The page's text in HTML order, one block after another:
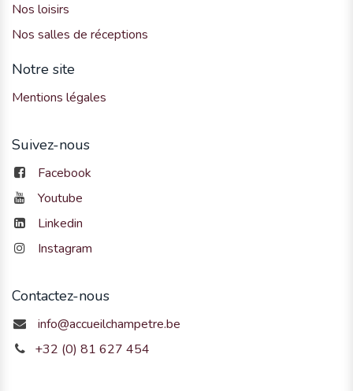
Nos loisirs
Nos salles de réceptions
Notre site
Mentions légales
Suivez-nous
Facebook
Youtube
Linkedin
Instagram
Contactez-nous
info@accueilchampetre.be
+32 (0) 81 627 454